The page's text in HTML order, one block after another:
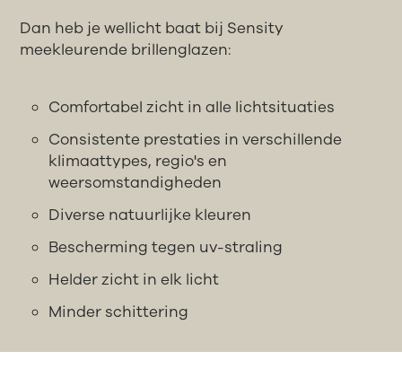
Dan heb je wellicht baat bij Sensity
meekleurende brillenglazen:
Comfortabel zicht in alle lichtsituaties
Consistente prestaties in verschillende
klimaattypes, regio's en
weersomstandigheden
Diverse natuurlijke kleuren
Bescherming tegen uv-straling
Helder zicht in elk licht
Minder schittering